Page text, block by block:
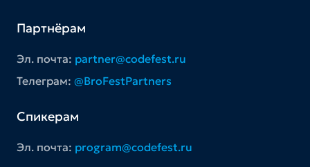
Партнёрам
Эл. почта: partner@codefest.ru
Телеграм: @BroFestPartners
Спикерам
Эл. почта: program@codefest.ru